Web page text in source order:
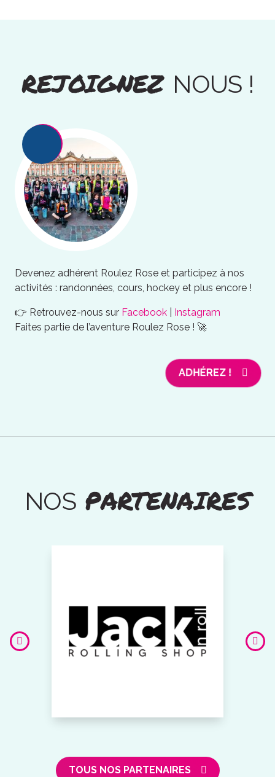
REJOIGNEZ NOUS !
Devenez adhérent Roulez Rose et participez à nos
activités : randonnées, cours, hockey et plus encore !
👉 Retrouvez-nous sur Facebook
Instagram
Faites partie de l’aventure Roulez Rose ! 🚀
ADHÉREZ !
NOSPARTENAIRES
TOUS NOS PARTENAIRES